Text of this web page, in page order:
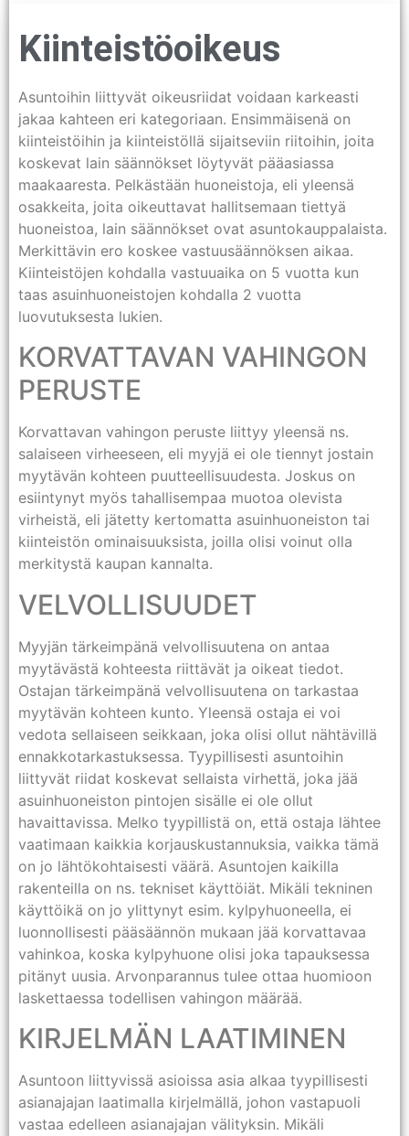
Kiinteistöoikeus
Asuntoihin liittyvät oikeusriidat voidaan karkeasti
jakaa kahteen eri kategoriaan. Ensimmäisenä on
kiinteistöihin ja kiinteistöllä sijaitseviin riitoihin, joita
koskevat lain säännökset löytyvät pääasiassa
maakaaresta. Pelkästään huoneistoja, eli yleensä
osakkeita, joita oikeuttavat hallitsemaan tiettyä
huoneistoa, lain säännökset ovat asuntokauppalaista.
Merkittävin ero koskee vastuusäännöksen aikaa.
Kiinteistöjen kohdalla vastuuaika on 5 vuotta kun
taas asuinhuoneistojen kohdalla 2 vuotta
luovutuksesta lukien.
KORVATTAVAN VAHINGON
PERUSTE
Korvattavan vahingon peruste liittyy yleensä ns.
salaiseen virheeseen, eli myyjä ei ole tiennyt jostain
myytävän kohteen puutteellisuudesta. Joskus on
esiintynyt myös tahallisempaa muotoa olevista
virheistä, eli jätetty kertomatta asuinhuoneiston tai
kiinteistön ominaisuuksista, joilla olisi voinut olla
merkitystä kaupan kannalta.
VELVOLLISUUDET
Myyjän tärkeimpänä velvollisuutena on antaa
myytävästä kohteesta riittävät ja oikeat tiedot.
Ostajan tärkeimpänä velvollisuutena on tarkastaa
myytävän kohteen kunto. Yleensä ostaja ei voi
vedota sellaiseen seikkaan, joka olisi ollut nähtävillä
ennakkotarkastuksessa. Tyypillisesti asuntoihin
liittyvät riidat koskevat sellaista virhettä, joka jää
asuinhuoneiston pintojen sisälle ei ole ollut
havaittavissa. Melko tyypillistä on, että ostaja lähtee
vaatimaan kaikkia korjauskustannuksia, vaikka tämä
on jo lähtökohtaisesti väärä. Asuntojen kaikilla
rakenteilla on ns. tekniset käyttöiät. Mikäli tekninen
käyttöikä on jo ylittynyt esim. kylpyhuoneella, ei
luonnollisesti pääsäännön mukaan jää korvattavaa
vahinkoa, koska kylpyhuone olisi joka tapauksessa
pitänyt uusia. Arvonparannus tulee ottaa huomioon
laskettaessa todellisen vahingon määrää.
KIRJELMÄN LAATIMINEN
Asuntoon liittyvissä asioissa asia alkaa tyypillisesti
asianajajan laatimalla kirjelmällä, johon vastapuoli
vastaa edelleen asianajajan välityksin. Mikäli